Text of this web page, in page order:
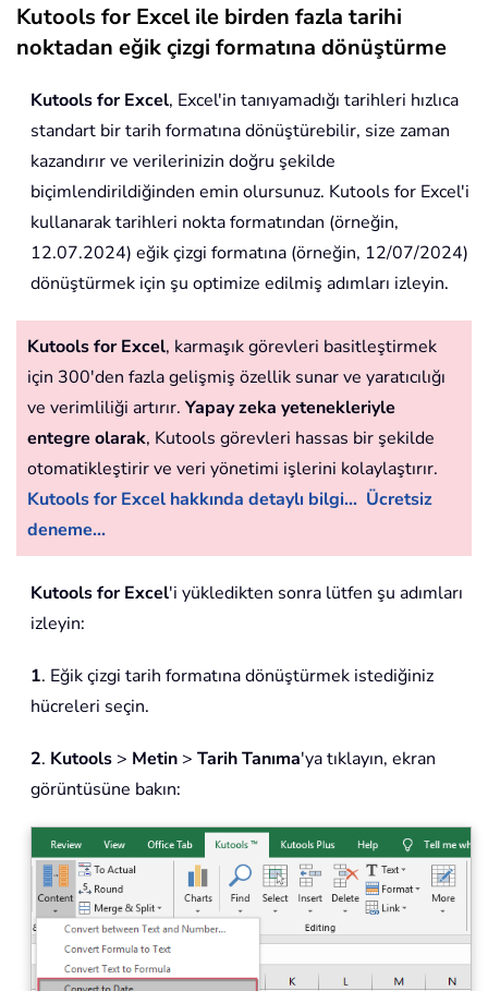
Kutools for Excel ile birden fazla tarihi
noktadan eğik çizgi formatına dönüştürme
Kutools for Excel, Excel'in tanıyamadığı tarihleri hızlıca
standart bir tarih formatına dönüştürebilir, size zaman
kazandırır ve verilerinizin doğru şekilde
biçimlendirildiğinden emin olursunuz. Kutools for Excel'i
kullanarak tarihleri nokta formatından (örneğin,
12.07.2024) eğik çizgi formatına (örneğin, 12/07/2024)
dönüştürmek için şu optimize edilmiş adımları izleyin.
Kutools for Excel, karmaşık görevleri basitleştirmek
için 300'den fazla gelişmiş özellik sunar ve yaratıcılığı
ve verimliliği artırır. Yapay zeka yetenekleriyle
entegre olarak, Kutools görevleri hassas bir şekilde
otomatikleştirir ve veri yönetimi işlerini kolaylaştırır.
Kutools for Excel hakkında detaylı bilgi... Ücretsiz
deneme...
Kutools for Excel'i yükledikten sonra lütfen şu adımları
izleyin:
1. Eğik çizgi tarih formatına dönüştürmek istediğiniz
hücreleri seçin.
2. Kutools > Metin > Tarih Tanıma'ya tıklayın, ekran
görüntüsüne bakın: